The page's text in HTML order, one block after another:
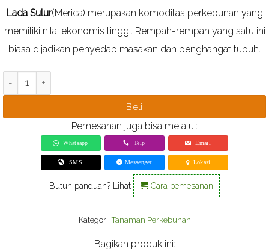
ulasan
Lada Sulur(Merica) merupakan komoditas perkebunan yang
memiliki nilai ekonomis tinggi. Rempah-rempah yang satu ini
biasa dijadikan penyedap masakan dan penghangat tubuh.
Beli
Pemesanan juga bisa melalui:
Whatsapp Telp Email
SMS Messenger Lokasi
Butuh panduan? Lihat Cara pemesanan
Kategori:Tanaman Perkebunan
Bagikan produk ini: